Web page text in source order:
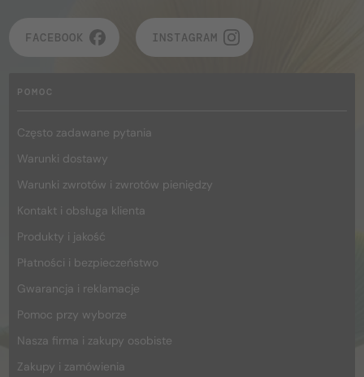
FACEBOOK INSTAGRAM
POMOC
Często zadawane pytania
Warunki dostawy
Warunki zwrotów i zwrotów pieniędzy
Kontakt i obsługa klienta
Produkty i jakość
Płatności i bezpieczeństwo
Gwarancja i reklamacje
Pomoc przy wyborze
Nasza firma i zakupy osobiste
Zakupy i zamówienia